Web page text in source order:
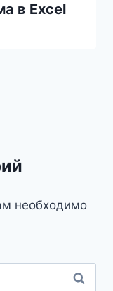
в Excel
необходимо